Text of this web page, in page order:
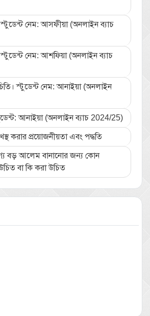
নেম: আসফীয়া (অনলাইন ব্যাচ
নেম: আশফিয়া (অনলাইন ব্যাচ
স্টুডেন্ট নেম: আনাইয়া (অনলাইন
আনাইয়া (অনলাইন ব্যাচ 2024/25)
করার প্রয়োজনীয়তা এবং পদ্ধতি
বড় আলেম বানানোর জন্য কোন
বা কি করা উচিত